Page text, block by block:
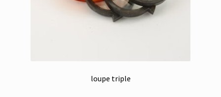
loupe triple